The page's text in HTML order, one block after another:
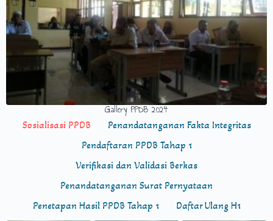
Gallery PPDB 2024
Sosialisasi PPDB
Penandatanganan Fakta Integritas
Pendaftaran PPDB Tahap 1
Verifikasi dan Validasi Berkas
Penandatanganan Surat Pernyataan
Penetapan Hasil PPDB Tahap 1
Daftar Ulang H1